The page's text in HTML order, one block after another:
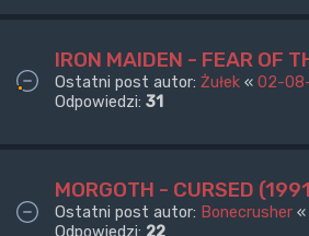
IRON MAIDEN - FEAR OF
Ostatni post autor: Żułek « 02-
Odpowiedzi: 31
MORGOTH - CURSED
Ostatni post autor: Bonecrusher «